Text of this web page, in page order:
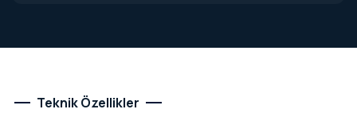
Teknik Özellikler